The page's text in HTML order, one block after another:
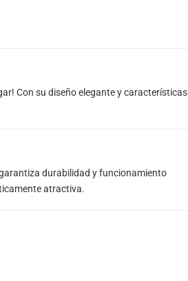
Con su diseño elegante y características
durabilidad y funcionamiento
atractiva.